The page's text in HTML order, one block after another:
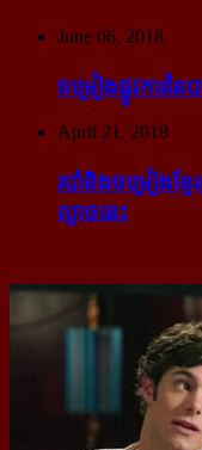
June 06, 2018
ចម្រៀង​ផ្លូវការ​
April 21, 2018
របាំ​និង​ចម្រៀង​ខ្ម
ល្ងាច​នេះ